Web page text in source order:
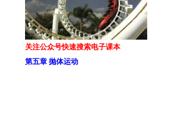
关注公众号快速搜索电子课本
第五章 抛体运动